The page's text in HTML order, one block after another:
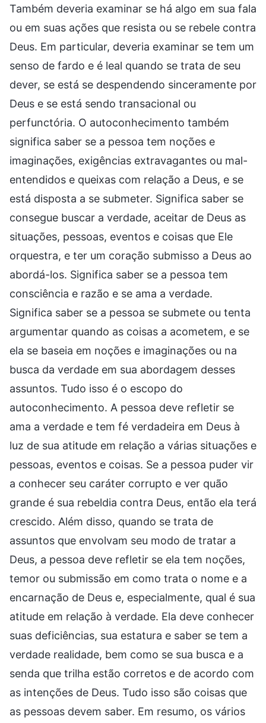
Também deveria examinar se há algo em sua fala
ou em suas ações que resista ou se rebele contra
Deus. Em particular, deveria examinar se tem um
senso de fardo e é leal quando se trata de seu
dever, se está se despendendo sinceramente por
Deus e se está sendo transacional ou
perfunctória. O autoconhecimento também
significa saber se a pessoa tem noções e
imaginações, exigências extravagantes ou mal-
entendidos e queixas com relação a Deus, e se
está disposta a se submeter. Significa saber se
consegue buscar a verdade, aceitar de Deus as
situações, pessoas, eventos e coisas que Ele
orquestra, e ter um coração submisso a Deus ao
abordá-los. Significa saber se a pessoa tem
consciência e razão e se ama a verdade.
Significa saber se a pessoa se submete ou tenta
argumentar quando as coisas a acometem, e se
ela se baseia em noções e imaginações ou na
busca da verdade em sua abordagem desses
assuntos. Tudo isso é o escopo do
autoconhecimento. A pessoa deve refletir se
ama a verdade e tem fé verdadeira em Deus à
luz de sua atitude em relação a várias situações e
pessoas, eventos e coisas. Se a pessoa puder vir
a conhecer seu caráter corrupto e ver quão
grande é sua rebeldia contra Deus, então ela terá
crescido. Além disso, quando se trata de
assuntos que envolvam seu modo de tratar a
Deus, a pessoa deve refletir se ela tem noções,
temor ou submissão em como trata o nome e a
encarnação de Deus e, especialmente, qual é sua
atitude em relação à verdade. Ela deve conhecer
suas deficiências, sua estatura e saber se tem a
verdade realidade, bem como se sua busca e a
senda que trilha estão corretos e de acordo com
as intenções de Deus. Tudo isso são coisas que
as pessoas devem saber. Em resumo, os vários